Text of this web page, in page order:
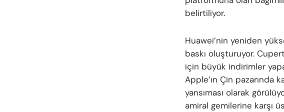
belirtiliyor.
Huawei’nin yeniden
baskı oluşturuyor.
için büyük indirimler
Apple’ın Çin pazarında
yansıması olarak
amiral gemilerine karşı